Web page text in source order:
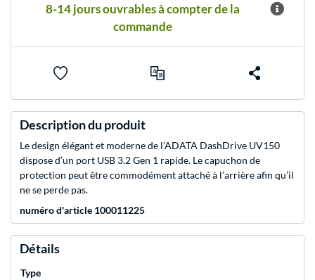
8-14 jours ouvrables à compter de la
commande
Description du produit
Le design élégant et moderne de l’ADATA DashDrive UV150
dispose d’un port USB 3.2 Gen 1 rapide. Le capuchon de
protection peut être commodément attaché à l’arrière afin qu’il
ne se perde pas.
numéro d'article 100011225
Détails
Type